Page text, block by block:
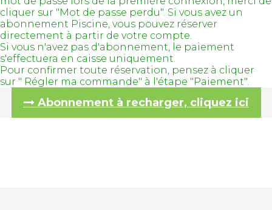
cliquer sur "Mot de passe perdu". Si vous avez un
abonnement Piscine, vous pouvez réserver
directement à partir de votre compte.
Si vous n'avez pas d'abonnement, le paiement
s'effectuera en caisse uniquement.
Pour confirmer toute réservation, pensez à cliquer
sur " Régler ma commande" à l'étape "Paiement".
Abonnement à recharger, cliquez ici